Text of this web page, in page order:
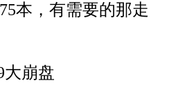
本，有需要的那走
大崩盘